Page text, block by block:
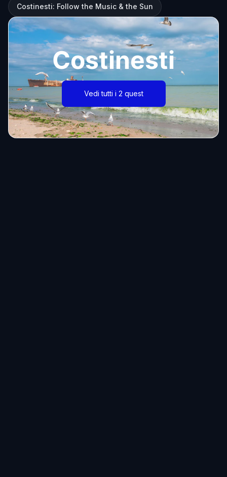
Costinesti: Follow the Music & the Sun
Costinesti
Vedi tutti i 2 quest